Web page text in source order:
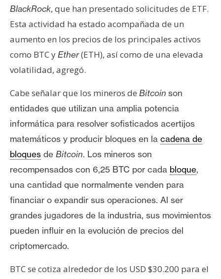
BlackRock, que han presentado solicitudes de ETF.
Esta actividad ha estado acompañada de un
aumento en los precios de los principales activos
como BTC yEther(ETH), así como de una elevada
volatilidad, agregó.
Cabe señalar que los mineros de Bitcoin son
entidades que utilizan una amplia potencia
informática para resolver sofisticados acertijos
matemáticos y producir bloques en la cadena de
bloques de Bitcoin. Los mineros son
recompensados con 6,25 BTC por cada bloque,
una cantidad que normalmente venden para
financiar o expandir sus operaciones. Al ser
grandes jugadores de la industria, sus movimientos
pueden influir en la evolución de precios del
criptomercado.
BTC se cotiza alrededor de los USD $30.200 para el